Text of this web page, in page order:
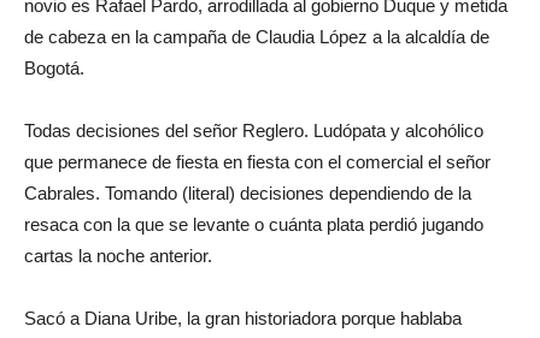
novio es Rafael Pardo, arrodillada al gobierno Duque y metida
de cabeza en la campaña de Claudia López a la alcaldía de
Bogotá.
Todas decisiones del señor Reglero. Ludópata y alcohólico
que permanece de fiesta en fiesta con el comercial el señor
Cabrales. Tomando (literal) decisiones dependiendo de la
resaca con la que se levante o cuánta plata perdió jugando
cartas la noche anterior.
Sacó a Diana Uribe, la gran historiadora porque hablaba